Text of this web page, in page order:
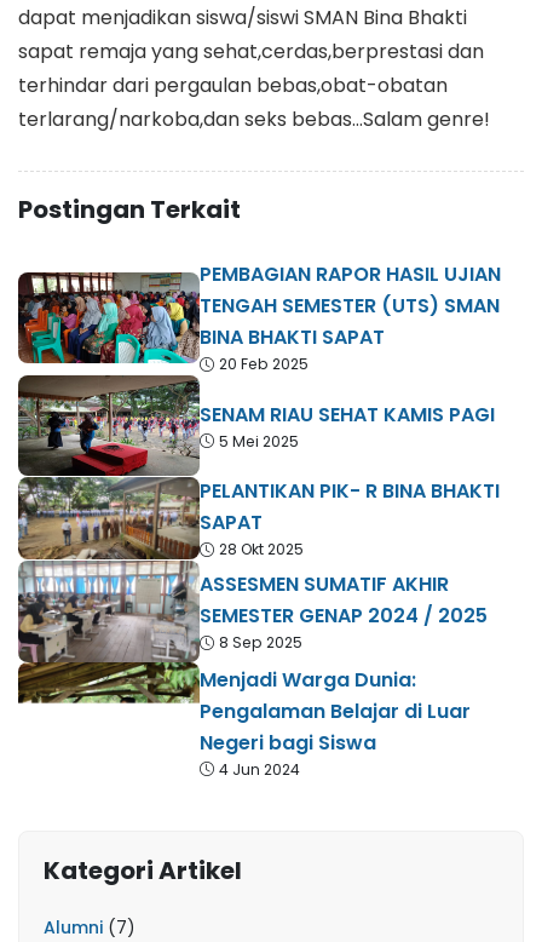
dapat menjadikan siswa/siswi SMAN Bina Bhakti
sapat remaja yang sehat,cerdas,berprestasi dan
terhindar dari pergaulan bebas,obat-obatan
terlarang/narkoba,dan seks bebas…Salam genre!
Postingan Terkait
PEMBAGIAN RAPOR HASIL UJIAN
TENGAH SEMESTER (UTS) SMAN
BINA BHAKTI SAPAT
20 Feb 2025
SENAM RIAU SEHAT KAMIS PAGI
5 Mei 2025
PELANTIKAN PIK- R BINA BHAKTI
SAPAT
28 Okt 2025
ASSESMEN SUMATIF AKHIR
SEMESTER GENAP 2024 / 2025
8 Sep 2025
Menjadi Warga Dunia:
Pengalaman Belajar di Luar
Negeri bagi Siswa
4 Jun 2024
Kategori Artikel
Alumni (7)